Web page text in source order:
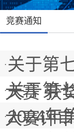
竞赛通知
关于第
大赛 获
关于第
大赛评
2024年